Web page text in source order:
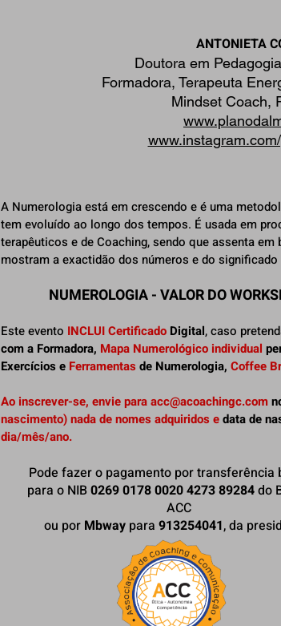
ANTONIETA
Doutora em
Formadora, Terapeuta
Mindset Coach,
A Numerologia está em crescendo e é uma
tem evoluído ao longo dos tempos. É usada em
terapêuticos e de Coaching, sendo que assenta
mostram a exactidão dos números e do significado
NUMEROLOGIA - VALOR DO
Este evento INCLUICertificado Digital, caso
com a Formadora, Mapa Numerológico individual
Exercícios e Ferramentasde Numerologia, Coffee
Ao inscrever-se, envie paraacc@acoachingc.com
nascimento) nada de nomes adquiridos edata de
dia/mês/ano.
Pode fazer o pagamento por transferência
para o NIB0269 0178 0020 4273 89284do
ACC
ou por Mbway para 913254041, da